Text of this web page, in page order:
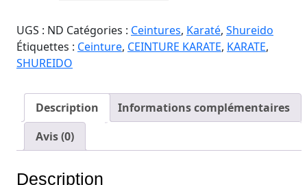
UGS : ND Catégories : Ceintures, Karaté, Shureido
Étiquettes : Ceinture, CEINTURE KARATE, KARATE,
SHUREIDO
Description
Informations complémentaires
Avis (0)
Description